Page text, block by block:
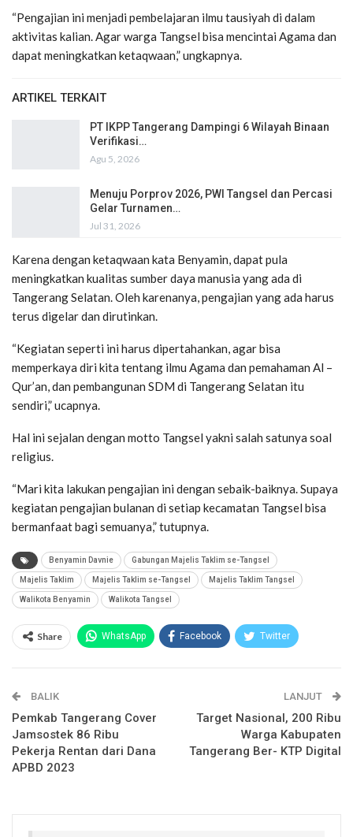
“Pengajian ini menjadi pembelajaran ilmu tausiyah di dalam
aktivitas kalian. Agar warga Tangsel bisa mencintai Agama dan
dapat meningkatkan ketaqwaan,” ungkapnya.
ARTIKEL TERKAIT
PT IKPP Tangerang Dampingi 6 Wilayah Binaan
Verifikasi…
Agu 5, 2026
Menuju Porprov 2026, PWI Tangsel dan Percasi
Gelar Turnamen…
Jul 31, 2026
Karena dengan ketaqwaan kata Benyamin, dapat pula
meningkatkan kualitas sumber daya manusia yang ada di
Tangerang Selatan. Oleh karenanya, pengajian yang ada harus
terus digelar dan dirutinkan.
“Kegiatan seperti ini harus dipertahankan, agar bisa
memperkaya diri kita tentang ilmu Agama dan pemahaman Al –
Qur’an, dan pembangunan SDM di Tangerang Selatan itu
sendiri,” ucapnya.
Hal ini sejalan dengan motto Tangsel yakni salah satunya soal
religius.
“Mari kita lakukan pengajian ini dengan sebaik-baiknya. Supaya
kegiatan pengajian bulanan di setiap kecamatan Tangsel bisa
bermanfaat bagi semuanya,” tutupnya.
Benyamin Davnie Gabungan Majelis Taklim se-Tangsel
Majelis Taklim Majelis Taklim se-Tangsel Majelis Taklim Tangsel
Walikota Benyamin Walikota Tangsel
Share WhatsApp Facebook Twitter
Telegram
BALIK
Pemkab Tangerang Cover
Jamsostek 86 Ribu
Pekerja Rentan dari Dana
APBD 2023
LANJUT
Target Nasional, 200 Ribu
Warga Kabupaten
Tangerang Ber- KTP Digital